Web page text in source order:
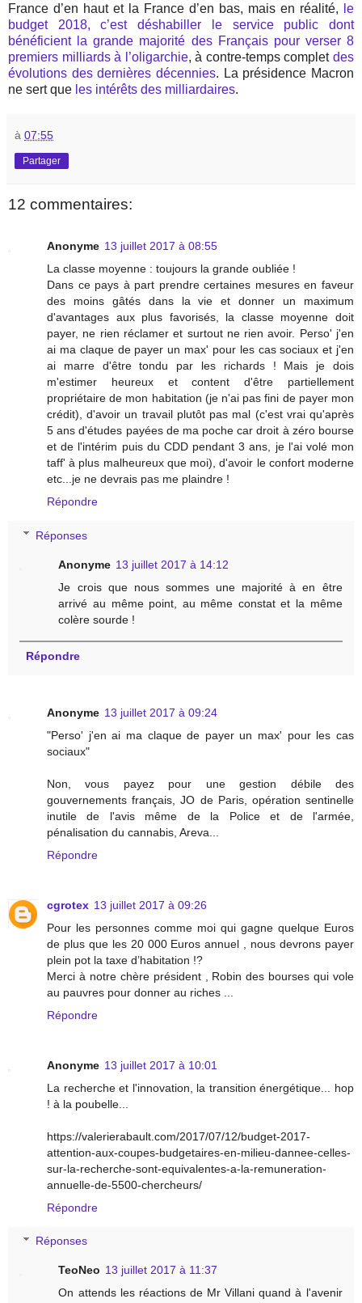
France d’en haut et la France d’en bas, mais en réalité,
le
budget 2018, c’est déshabiller le service public dont
bénéficient la grande majorité des Français pour verser 8
premiers milliards à l’oligarchie, à contre-temps completdes
évolutions des dernières décennies. La présidence Macron
ne sert que les intérêts des milliardaires.
à 07:55
Partager
12 commentaires:
Anonyme 13 juillet 2017 à 08:55
La classe moyenne : toujours la grande oubliée !
Dans ce pays à part prendre certaines mesures en faveur
des moins gâtés dans la vie et donner un maximum
d'avantages aux plus favorisés, la classe moyenne doit
payer, ne rien réclamer et surtout ne rien avoir. Perso' j'en
ai ma claque de payer un max' pour les cas sociaux et j'en
ai marre d'être tondu par les richards ! Mais je dois
m'estimer heureux et content d'être partiellement
propriétaire de mon habitation (je n'ai pas fini de payer mon
crédit), d'avoir un travail plutôt pas mal (c'est vrai qu'après
5 ans d'études payées de ma poche car droit à zéro bourse
et de l'intérim puis du CDD pendant 3 ans, je l'ai volé mon
taff' à plus malheureux que moi), d'avoir le confort moderne
etc...je ne devrais pas me plaindre !
Répondre
Réponses
Anonyme 13 juillet 2017 à 14:12
Je crois que nous sommes une majorité à en être
arrivé au même point, au même constat et la même
colère sourde !
Répondre
Anonyme 13 juillet 2017 à 09:24
"Perso' j'en ai ma claque de payer un max' pour les cas
sociaux"
Non, vous payez pour une gestion débile des
gouvernements français, JO de Paris, opération sentinelle
inutile de l'avis même de la Police et de l'armée,
pénalisation du cannabis, Areva...
Répondre
cgrotex 13 juillet 2017 à 09:26
Pour les personnes comme moi qui gagne quelque Euros
de plus que les 20 000 Euros annuel , nous devrons payer
plein pot la taxe d’habitation !?
Merci à notre chère président , Robin des bourses qui vole
au pauvres pour donner au riches ...
Répondre
Anonyme 13 juillet 2017 à 10:01
La recherche et l'innovation, la transition énergétique... hop
! à la poubelle...
https://valerierabault.com/2017/07/12/budget-2017-
attention-aux-coupes-budgetaires-en-milieu-dannee-celles-
sur-la-recherche-sont-equivalentes-a-la-remuneration-
annuelle-de-5500-chercheurs/
Répondre
Réponses
TeoNeo 13 juillet 2017 à 11:37
On attends les réactions de Mr Villani quand à l'avenir